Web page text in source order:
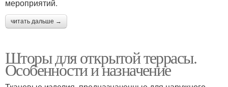
мероприятий.
читать дальше →
Шторы для открытой террасы.
Особенности и назначение